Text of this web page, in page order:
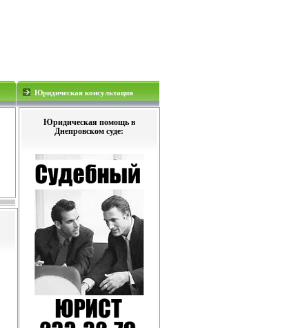
Юридическая консультация
Юридическая помощь в
Днепровском суде: